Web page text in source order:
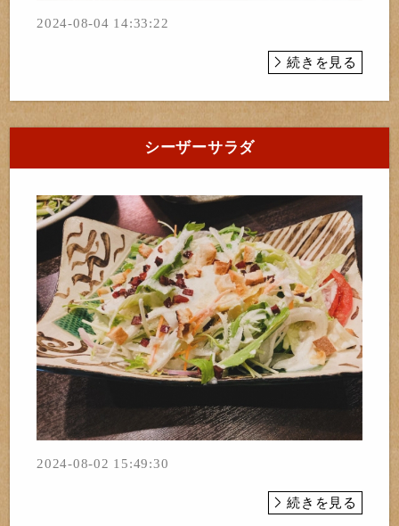
2024-08-04 14:33:22
続きを見る
シーザーサラダ
2024-08-02 15:49:30
続きを見る